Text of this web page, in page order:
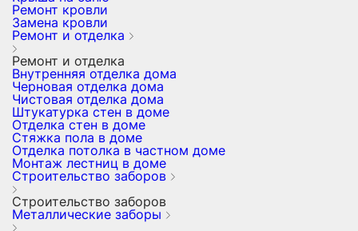
Ремонт кровли
Замена кровли
Ремонт и отделка
Ремонт и отделка
Внутренняя отделка дома
Черновая отделка дома
Чистовая отделка дома
Штукатурка стен в доме
Отделка стен в доме
Стяжка пола в доме
Отделка потолка в частном доме
Монтаж лестниц в доме
Строительство заборов
Строительство заборов
Металлические заборы